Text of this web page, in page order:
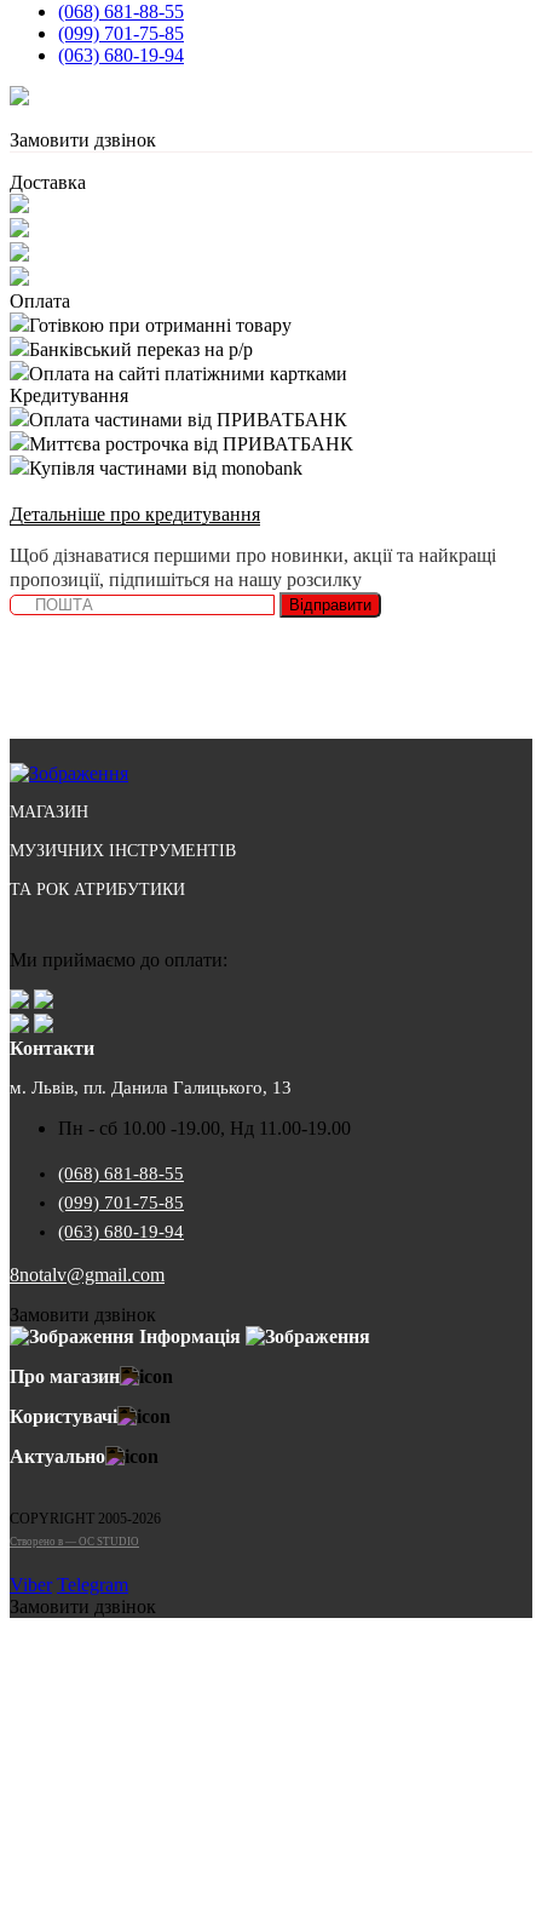
(068) 681-88-55
(099) 701-75-85
(063) 680-19-94
Замовити дзвінок
Доставка
Оплата
Готівкою при отриманні товару
Банківський переказ на р/р
Оплата на сайті платіжними картками
Кредитування
Оплата частинами від ПРИВАТБАНК
Миттєва рострочка від ПРИВАТБАНК
Купівля частинами від monobank
Детальніше про кредитування
Щоб дізнаватися першими про новинки, акції та найкращі
пропозиції, підпишіться на нашу розсилку
Відправити
МАГАЗИН
МУЗИЧНИХ ІНСТРУМЕНТІВ
ТА РОК АТРИБУТИКИ
Ми приймаємо до оплати:
Контакти
м. Львів, пл. Данила Галицького, 13
Пн - сб 10.00 -19.00, Нд 11.00-19.00
(068) 681-88-55
(099) 701-75-85
(063) 680-19-94
8notalv@gmail.com
Замовити дзвінок
Інформація
Про магазин
Користувачі
Актуально
COPYRIGHT 2005-2026
Cтворено в — OC STUDIO
Viber Telegram
Замовити дзвінок